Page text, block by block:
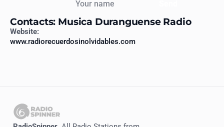
Contacts: Musica Duranguense Radio
Website:
www.radiorecuerdosinolvidables.com